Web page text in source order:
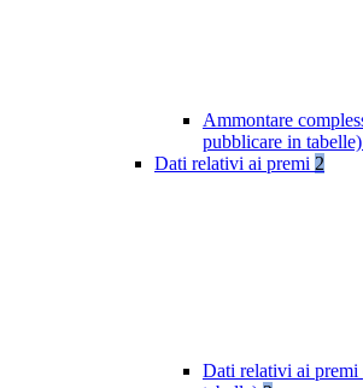
Ammontare
pubblicare in tabelle)
Dati relativi ai premi 2
Dati relativi ai premi